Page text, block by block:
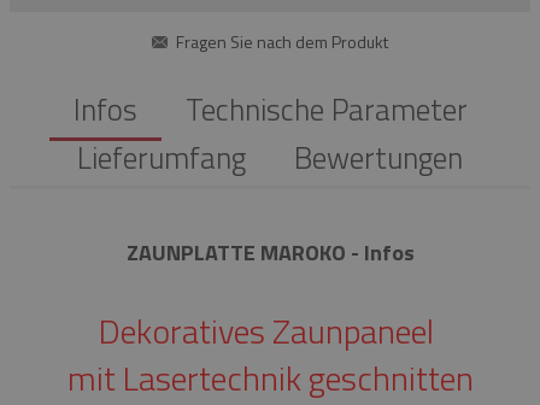
Fragen Sie nach dem Produkt
Infos
Technische Parameter
Lieferumfang
Bewertungen
ZAUNPLATTE MAROKO - Infos
Dekoratives Zaunpaneel
mit Lasertechnik geschnitten